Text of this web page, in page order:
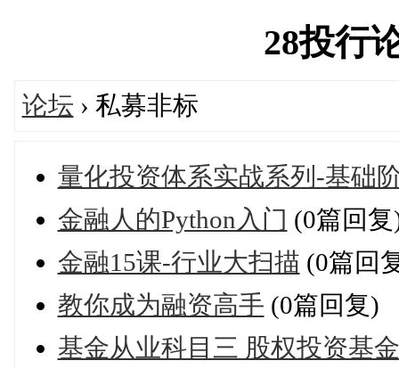
28投行
论坛 › 私募非标
量化投资体系实战系列-基础
金融人的Python入门 (0篇回复
金融15课-行业大扫描 (0篇回
教你成为融资高手 (0篇回复)
基金从业科目三 股权投资基金